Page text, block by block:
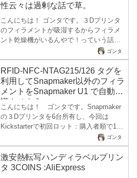
性云々は過剰な話で草。
こんにちは！ ゴンタです。３Dプリンタ
のフィラメントが吸湿するからフィラメ
ント乾燥機がいるんやで！っていう話が
過剰で草。という話題を書いてみたいと
思います。（諸説あります・知らんで・
知らんがな）今現在のゴンタが所有する
３DプリンタはSnapmakerA250が4台、
SnapmakerU1が2台、BumbuA1miniが1台
を運用しています。 SnapmakerA250は
レーザー加工・CNC加工・ABS成型専用
機となってます。BambuのA1miniはほと
んど使ってません。こいつは簡単で、き
ゴンタ
RFID-NFC-NTAG215/126 タグを
利用してSnapmaker以外のフィラ
メントをSnapmaker U1 で自動認
識させよう。
こんにちは！ ゴンタです。Snapmaker
の３Dプリンタを6台所有し、今回は
Kickstarterで初回ロット：購入者順で100
番以内で最速入手できたにもかかわら
ず、成型したのは3つだけという変な人で
す。まぁ、購入してからものすごく忙し
くて放置してたんですね(-_-;)今回の記事
ゴンタ
激安熱転写ハンディラベルプリン
タ 3COINS :AliExpress